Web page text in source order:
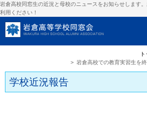
岩倉高校同窓生の近況と母校のニュースをお知らせします
利用ください！
岩倉高校での教育実習生を
学校近況報告